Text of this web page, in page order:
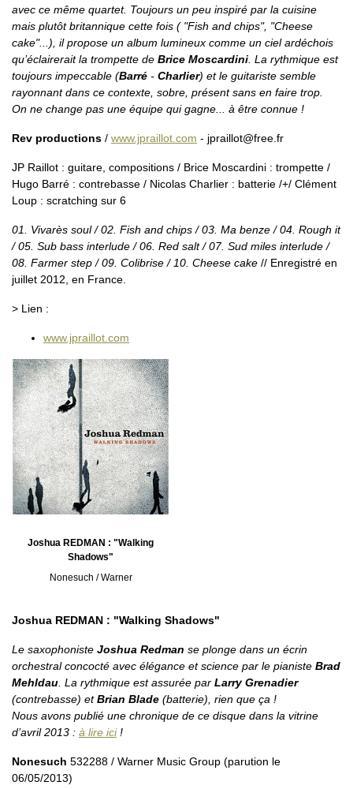
avec ce même quartet. Toujours un peu inspiré par la cuisine
mais plutôt britannique cette fois ( "Fish and chips", "Cheese
cake"...), il propose un album lumineux comme un ciel ardéchois
qu’éclairerait la trompette de Brice Moscardini . La rythmique est
toujours impeccable (Barré - Charlier) et le guitariste semble
rayonnant dans ce contexte, sobre, présent sans en faire trop.
On ne change pas une équipe qui gagne... à être connue !
Rev productions / www.jpraillot.com - jpraillot@free.fr
JP Raillot : guitare, compositions / Brice Moscardini : trompette /
Hugo Barré : contrebasse / Nicolas Charlier : batterie /+/ Clément
Loup : scratching sur 6
01. Vivarès soul / 02. Fish and chips / 03. Ma benze / 04. Rough it
/ 05. Sub bass interlude / 06. Red salt / 07. Sud miles interlude /
08. Farmer step / 09. Colibrise / 10. Cheese cake // Enregistré en
juillet 2012, en France.
> Lien :
www.jpraillot.com
Joshua REDMAN : "Walking
Shadows"
Nonesuch / Warner
Joshua REDMAN : "Walking Shadows"
Le saxophoniste Joshua Redman se plonge dans un écrin
orchestral concocté avec élégance et science par le pianiste Brad
Mehldau . La rythmique est assurée par Larry Grenadier
(contrebasse) etBrian Blade (batterie), rien que ça !
Nous avons publié une chronique de ce disque dans la vitrine
d’avril 2013 : à lire ici!
Nonesuch 532288 / Warner Music Group (parution le
06/05/2013)